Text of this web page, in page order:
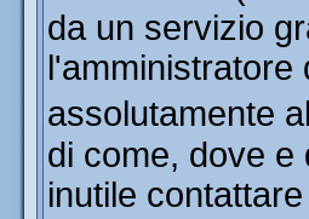
da un servizio
l'amministratore
assolutamente
di come, dove e
inutile